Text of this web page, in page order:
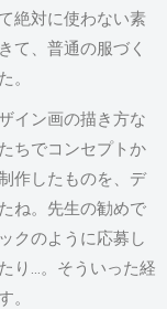
絶対に使わない素
て、普通の服づく
。
イン画の描き方な
ちでコンセプトか
作したものを、デ
ね。先生の勧めで
クのように応募し
り…。そういった経
。